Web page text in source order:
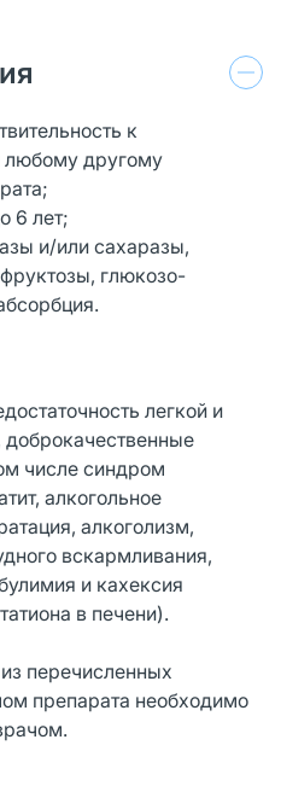
к
любому другому
6 лет;
и/или сахаразы,
глюкозо-
легкой и
доброкачественные
числе синдром
алкогольное
алкоголизм,
вскармливания,
и кахексия
в печени).
перечисленных
препарата необходимо